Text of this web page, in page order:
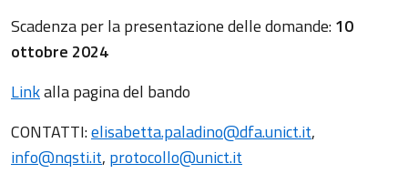
Scadenza per la presentazione delle domande:10
ottobre 2024
Linkalla pagina del bando
CONTATTI:elisabetta.paladino@dfa.unict.it,
info@nqsti.it, protocollo@unict.it